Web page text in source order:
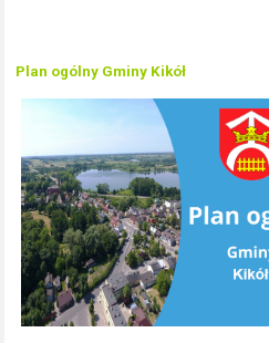
Plan ogólny Gminy Kikół